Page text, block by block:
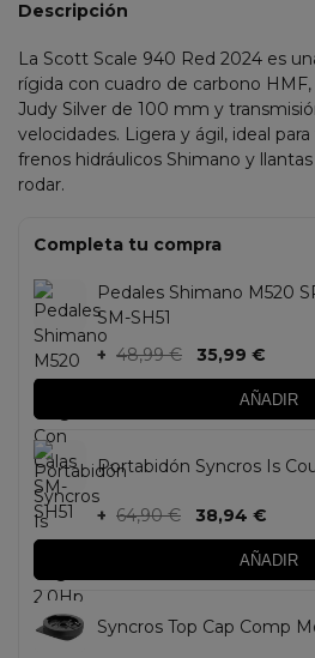
Descripción
La Scott Scale 940 Red 2024 es
rígida con cuadro de carbono
Judy Silver de 100 mm y
velocidades. Ligera y ágil, ideal
frenos hidráulicos Shimano y
rodar.
Completa tu compra
Pedales Shimano M520
SM-SH51
+ 48,99 € 35,99 €
AÑADIR
Portabidón Syncros Is
+ 64,90 € 38,94 €
AÑADIR
Syncros Top Cap Comp